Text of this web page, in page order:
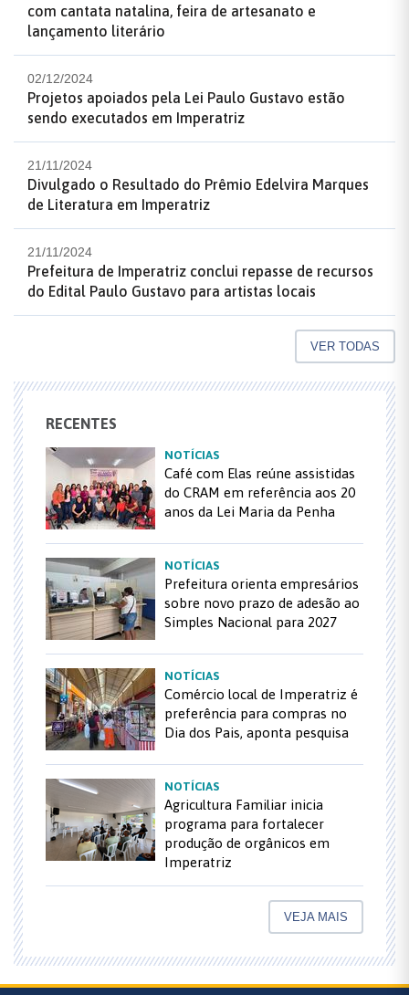
com cantata natalina, feira de artesanato e
lançamento literário
02/12/2024
Projetos apoiados pela Lei Paulo Gustavo estão
sendo executados em Imperatriz
21/11/2024
Divulgado o Resultado do Prêmio Edelvira Marques
de Literatura em Imperatriz
21/11/2024
Prefeitura de Imperatriz conclui repasse de recursos
do Edital Paulo Gustavo para artistas locais
VER TODAS
RECENTES
NOTÍCIAS
Café com Elas reúne assistidas
do CRAM em referência aos 20
anos da Lei Maria da Penha
NOTÍCIAS
Prefeitura orienta empresários
sobre novo prazo de adesão ao
Simples Nacional para 2027
NOTÍCIAS
Comércio local de Imperatriz é
preferência para compras no
Dia dos Pais, aponta pesquisa
NOTÍCIAS
Agricultura Familiar inicia
programa para fortalecer
produção de orgânicos em
Imperatriz
VEJA MAIS